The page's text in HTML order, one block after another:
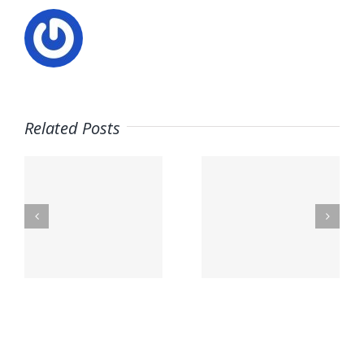
Related Posts
Contacto
– Aceites